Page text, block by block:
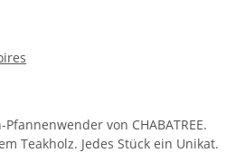
von CHABATREE.
Teakholz. Jedes Stück ein Unikat.